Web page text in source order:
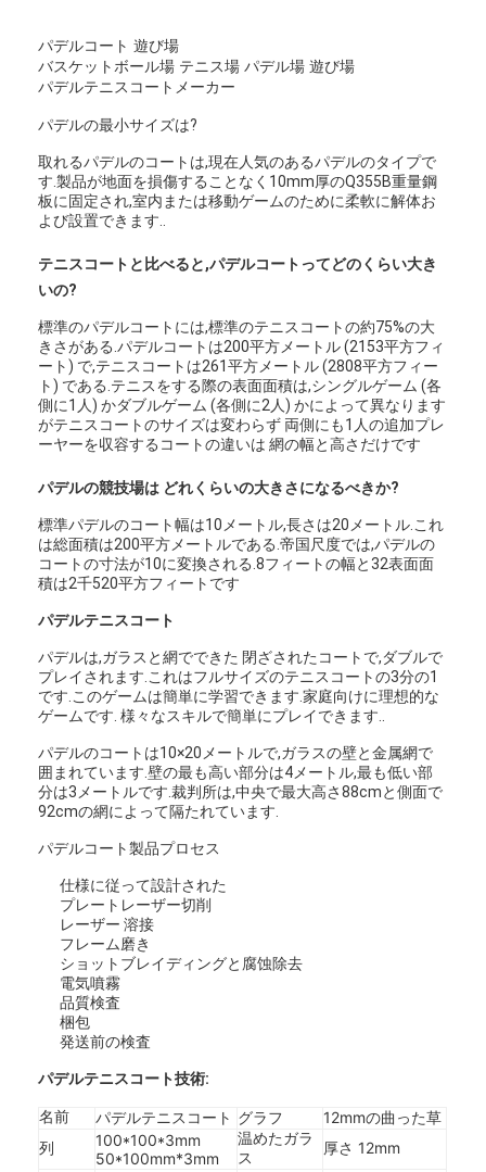
ホーム
企業情報
パデルコート 遊び場
バスケットボール場 テニス場 パデル場 遊び場
パデルテニスコートメーカー
パデルの最小サイズは?
取れるパデルのコートは,現在人気のあるパデルのタイプで
す.製品が地面を損傷することなく10mm厚のQ355B重量鋼
板に固定され,室内または移動ゲームのために柔軟に解体お
よび設置できます..
テニスコートと比べると,パデルコートってどのくらい大き
いの?
標準のパデルコートには,標準のテニスコートの約75%の大
きさがある.パデルコートは200平方メートル (2153平方フィ
ート) で,テニスコートは261平方メートル (2808平方フィー
ト) である.テニスをする際の表面面積は,シングルゲーム (各
側に1人) かダブルゲーム (各側に2人) かによって異なります
がテニスコートのサイズは変わらず 両側にも1人の追加プレ
ーヤーを収容するコートの違いは 網の幅と高さだけです
パデルの競技場は どれくらいの大きさになるべきか?
標準パデルのコート幅は10メートル,長さは20メートル.これ
は総面積は200平方メートルである.帝国尺度では,パデルの
コートの寸法が10に変換される.8フィートの幅と32表面面
積は2千520平方フィートです
パデルテニスコート
パデルは,ガラスと網でできた 閉ざされたコートで,ダブルで
プレイされます.これはフルサイズのテニスコートの3分の1
です.このゲームは簡単に学習できます.家庭向けに理想的な
ゲームです. 様々なスキルで簡単にプレイできます..
パデルのコートは10×20メートルで,ガラスの壁と金属網で
囲まれています.壁の最も高い部分は4メートル,最も低い部
分は3メートルです.裁判所は,中央で最大高さ88cmと側面で
92cmの網によって隔たれています.
パデルコート製品プロセス
仕様に従って設計された
プレートレーザー切削
レーザー 溶接
フレーム磨き
ショットブレイディングと腐蚀除去
電気噴霧
品質検査
梱包
発送前の検査
パデルテニスコート技術:
名前 パデルテニスコート グラフ 12mmの曲った草
列
100*100*3mm
50*100mm*3mm
温めたガラ
ス
厚さ 12mm